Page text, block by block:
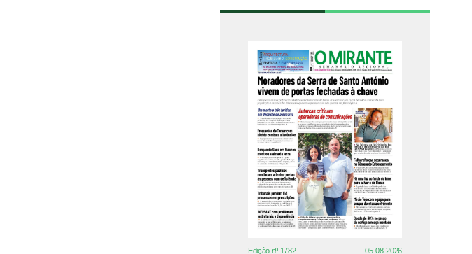
Edição nº 1782 05-08-2026